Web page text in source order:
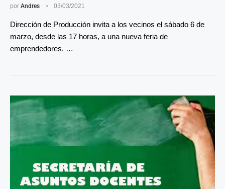
por Andres 03/03/2021
Dirección de Producción invita a los vecinos el sábado 6 de
marzo, desde las 17 horas, a una nueva feria de
emprendedores. …